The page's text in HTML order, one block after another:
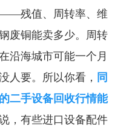
残值、周转率、维
废铜能卖多少。周转
沿海城市可能一个月
人要。所以你看， 同
二手设备回收行情能
，有些进口设备配件